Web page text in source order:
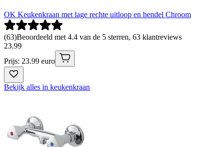
OK Keukenkraan met lage rechte uitloop en hendel Chroom
(63)Beoordeeld met 4.4 van de 5 sterren, 63 klantreviews
23.99
Prijs: 23.99 euro
Bekijk alles in keukenkraan